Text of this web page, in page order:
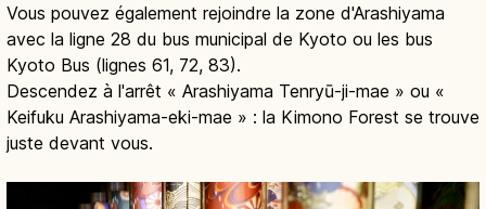
Vous pouvez également rejoindre la zone d'Arashiyama
avec la ligne 28 du bus municipal de Kyoto ou les bus
Kyoto Bus (lignes 61, 72, 83).
Descendez à l'arrêt « Arashiyama Tenryū-ji-mae » ou «
Keifuku Arashiyama-eki-mae » : la Kimono Forest se trouve
juste devant vous.